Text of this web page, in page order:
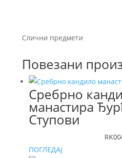
Слични предмети
Повезани
Сребрно
манастира
Ступови
ПОГЛЕДАЈ